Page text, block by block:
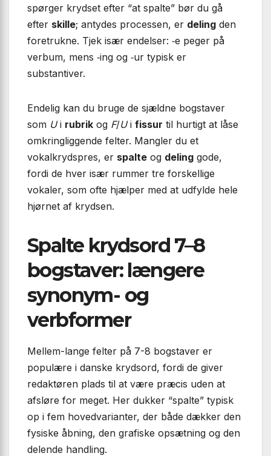
spørger krydset efter “at spalte” bør du gå
efter skille; antydes processen, er deling den
foretrukne. Tjek især endelser: ‑e peger på
verbum, mens ‑ing og ‑ur typisk er
substantiver.
Endelig kan du bruge de sjældne bogstaver
som Ui rubrik og F/Ui fissur til hurtigt at låse
omkringliggende felter. Mangler du et
vokalkrydspres, er spalte og deling gode,
fordi de hver især rummer tre forskellige
vokaler, som ofte hjælper med at udfylde hele
hjørnet af krydsen.
Spalte krydsord 7–8
bogstaver: længere
synonym- og
verbformer
Mellem-lange felter på 7-8 bogstaver er
populære i danske krydsord, fordi de giver
redaktøren plads til at være præcis uden at
afsløre for meget. Her dukker “spalte” typisk
op i fem hovedvarianter, der både dækker den
fysiske åbning, den grafiske opsætning og den
delende handling.